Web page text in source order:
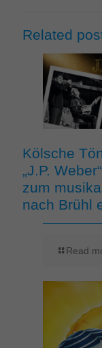
Related
Kölsche
„J.P.
zum
nach Brühl
Read